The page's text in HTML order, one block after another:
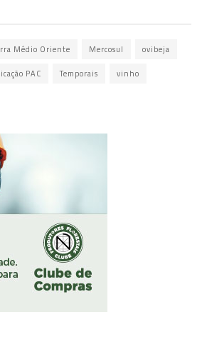
Médio Oriente Mercosul ovibeja
PAC Temporais vinho